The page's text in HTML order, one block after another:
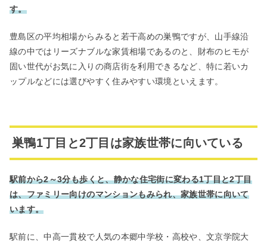
す。
豊島区の平均相場からみると若干高めの巣鴨ですが、山手線沿
線の中ではリーズナブルな家賃相場であるのと、財布のヒモが
固い世代がお気に入りの商店街を利用できるなど、特に若いカ
ップルなどには選びやすく住みやすい環境といえます。
巣鴨1丁目と2丁目は家族世帯に向いている
駅前から2～3分も歩くと、静かな住宅街に変わる1丁目と2丁目
は、ファミリー向けのマンションもみられ、家族世帯に向いて
います。
駅前に、中高一貫校で人気の本郷中学校・高校や、文京学院大